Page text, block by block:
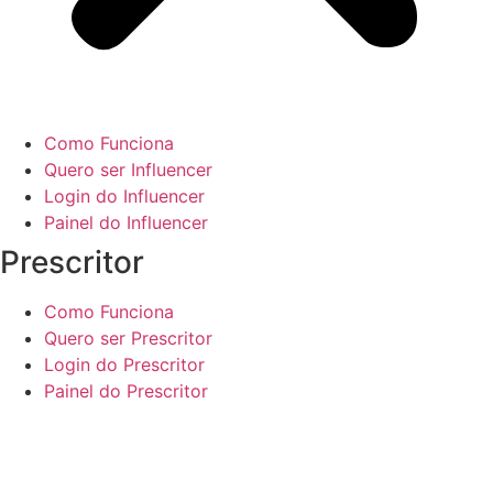
Como Funciona
Quero ser Influencer
Login do Influencer
Painel do Influencer
Prescritor
Como Funciona
Quero ser Prescritor
Login do Prescritor
Painel do Prescritor